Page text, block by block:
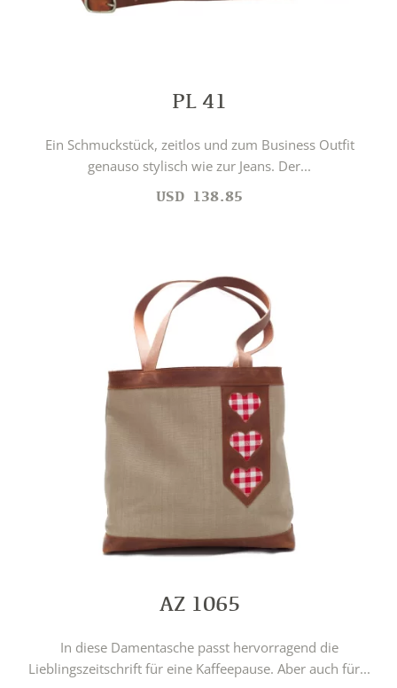
PL 41
Ein Schmuckstück, zeitlos und zum Business Outfit
genauso stylisch wie zur Jeans. Der...
USD 138.85
AZ 1065
In diese Damentasche passt hervorragend die
Lieblingszeitschrift für eine Kaffeepause. Aber auch für...